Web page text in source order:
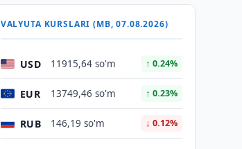
VALYUTA KURSLARI (MB, 07.08.2026)
USD 11915,64 so'm ↑ 0.24%
EUR 13749,46 so'm ↑ 0.23%
RUB 146,19 so'm ↓ 0.12%